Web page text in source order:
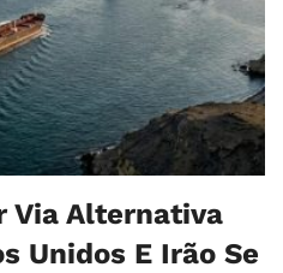
Via Alternativa
Unidos E Irão Se